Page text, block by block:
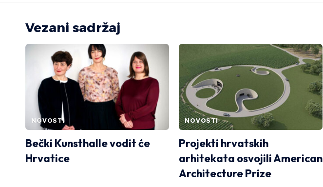
Vezani sadržaj
NOVOSTI
Bečki Kunsthalle vodit će
Hrvatice
NOVOSTI
Projekti hrvatskih
arhitekata osvojili American
Architecture Prize